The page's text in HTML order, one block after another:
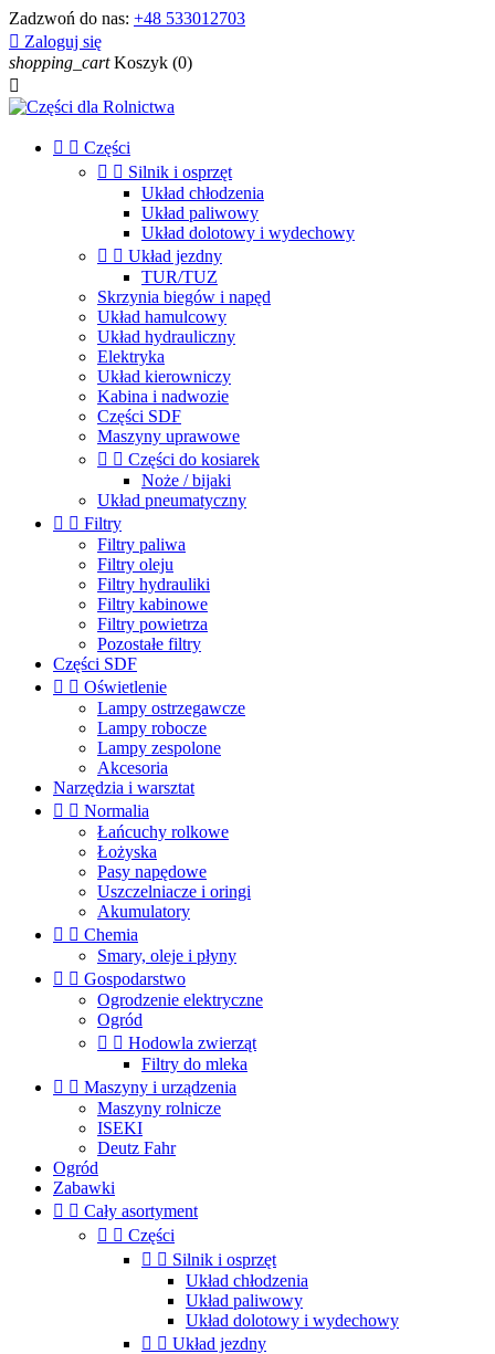
Zadzwoń do nas: +48 533012703
 Zaloguj się
shopping_cart Koszyk (0)

  Części
  Silnik i osprzęt
Układ chłodzenia
Układ paliwowy
Układ dolotowy i wydechowy
  Układ jezdny
TUR/TUZ
Skrzynia biegów i napęd
Układ hamulcowy
Układ hydrauliczny
Elektryka
Układ kierowniczy
Kabina i nadwozie
Części SDF
Maszyny uprawowe
  Części do kosiarek
Noże / bijaki
Układ pneumatyczny
  Filtry
Filtry paliwa
Filtry oleju
Filtry hydrauliki
Filtry kabinowe
Filtry powietrza
Pozostałe filtry
Części SDF
  Oświetlenie
Lampy ostrzegawcze
Lampy robocze
Lampy zespolone
Akcesoria
Narzędzia i warsztat
  Normalia
Łańcuchy rolkowe
Łożyska
Pasy napędowe
Uszczelniacze i oringi
Akumulatory
  Chemia
Smary, oleje i płyny
  Gospodarstwo
Ogrodzenie elektryczne
Ogród
  Hodowla zwierząt
Filtry do mleka
  Maszyny i urządzenia
Maszyny rolnicze
ISEKI
Deutz Fahr
Ogród
Zabawki
  Cały asortyment
  Części
  Silnik i osprzęt
Układ chłodzenia
Układ paliwowy
Układ dolotowy i wydechowy
  Układ jezdny